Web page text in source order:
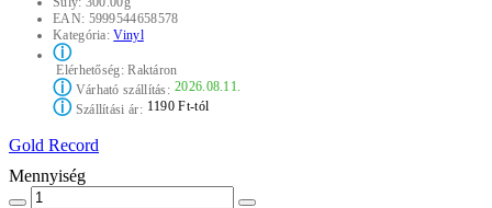
EAN: 5999544658578
Kategória:Vinyl
ⓘ
Elérhetőség:Raktáron
ⓘVárható szállítás: 2026.08.11.
ⓘSzállítási ár: 1190 Ft-tól
Gold Record
Mennyiség